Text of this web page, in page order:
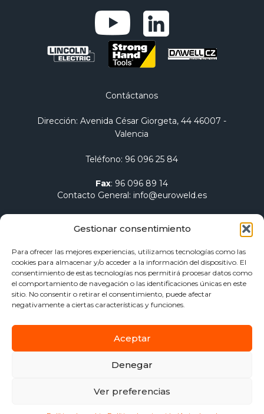
Gestionar consentimiento
Para ofrecer las mejores experiencias, utilizamos tecnologías como las
cookies para almacenar y/o acceder a la información del dispositivo. El
consentimiento de estas tecnologías nos permitirá procesar datos como
el comportamiento de navegación o las identificaciones únicas en este
sitio. No consentir o retirar el consentimiento, puede afectar
negativamente a ciertas características y funciones.
Aceptar
Denegar
Ver preferencias
Quiénes somos
Equipos de soldadura
Electrodos para soldadura
Blog
Política de privacidad
Contáctanos
Dirección: Avenida César Giorgeta, 44 46007 -
Valencia
Teléfono: 96 096 25 84
Fax: 96 096 89 14
Contacto General : info@euroweld.es